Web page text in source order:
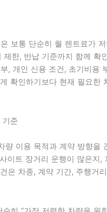
보통 단순히 월 렌트료가
제한, 반납 기준까지 함께
, 개인 신용 조건, 초기비
확인하기보다 현재 필요
기준
량 이용 목적과 계약 방향
이트 장거리 운행이 많은
은 차종, 계약 기간, 주행거